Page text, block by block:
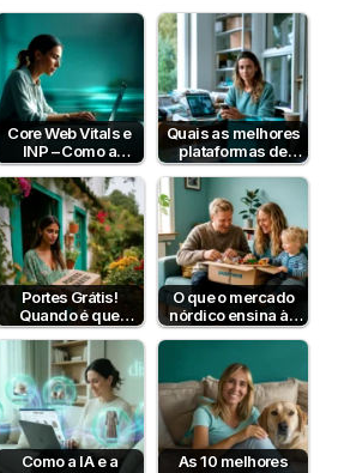
Core Web Vitals e
INP – Como a
Velocidade e
Interatividade do…
Quais as melhores
plataformas de
pagamento em
Portugal em 2026?
Portes Grátis!
Quando é que
fazem sentido?
O que o mercado
nórdico ensina às
lojas online
Como a IA e a
As 10 melhores